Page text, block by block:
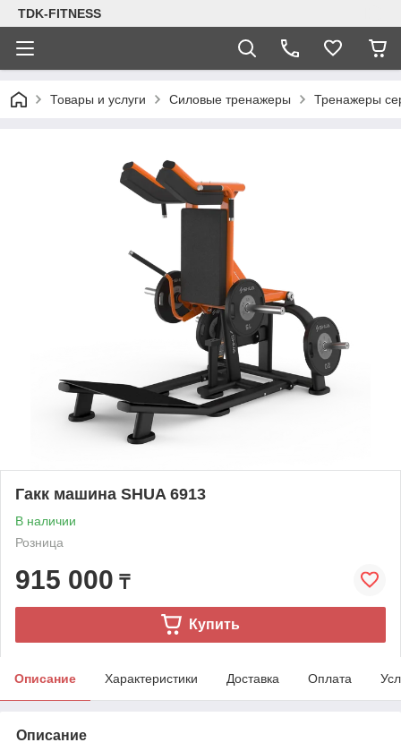
TDK-FITNESS
Товары и услуги Силовые тренажеры Тренажеры
Гакк машина SHUA 6913
В наличии
Розница
915 000 ₸
Купить
Описание Характеристики Доставка Оплата
Описание